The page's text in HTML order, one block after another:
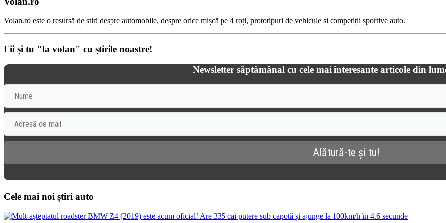
Volan.ro este o resursă de știri despre automobile, despre orice mișcă pe 4 roți, prototipuri de vehicule si competiții sportive auto.
Fii şi tu "la volan" cu ştirile noastre!
Newsletter săptămânal cu cele mai interesante articole din
Cele mai noi știri auto